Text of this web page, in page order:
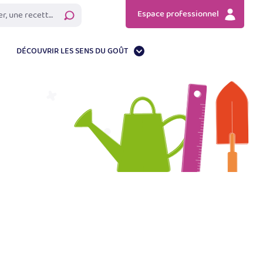
Espace professionnel
Rechercher
DÉCOUVRIR LES SENS DU GOÛT